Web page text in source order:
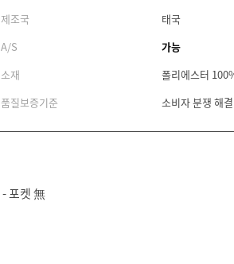
제조국
태국
A/S
가능
소재
폴리에스터
품질보증기준
소비자 분쟁 해
- 포켓 無